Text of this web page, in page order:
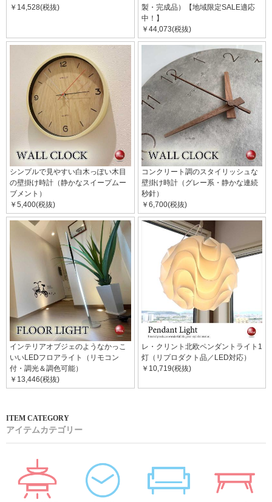
￥14,528(税抜)
製・完成品）【地域限定SALE適応
中！】
￥44,073(税抜)
シンプルで見やすい白木っぽい木目
の壁掛け時計（静かなスイープムー
ブメント）
￥5,400(税抜)
コンクリート調のスタイリッシュな
壁掛け時計（グレー系・静かな連続
秒針）
￥6,700(税抜)
インテリアオブジェのようなかっこ
いいLEDフロアライト（リモコン
付・調光＆調色可能）
￥13,446(税抜)
レ・クリント北欧ペンダントライト1
灯（リプロダクト品／LED対応）
￥10,719(税抜)
アイテムカテゴリー